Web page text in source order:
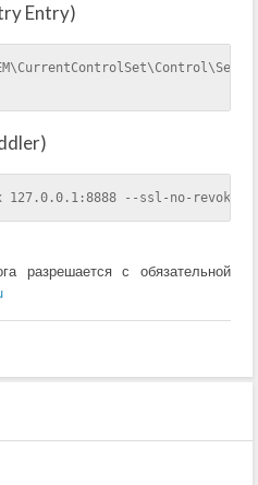
Entry)
--ssl-no-revoke -
разрешается с обязательной